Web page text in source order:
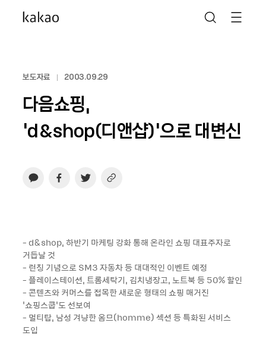
보도자료 2003.09.29
다음쇼핑,
‘d&shop(디앤샵)’으로 대변신
- d&shop, 하반기 마케팅 강화 통해 온라인 쇼핑 대표주자로
거듭날 것
- 런칭 기념으로 SM3 자동차 등 대대적인 이벤트 예정
- 플레이스테이션, 트롬세탁기, 김치냉장고, 노트북 등 50% 할인
- 콘텐츠와 커머스를 접목한 새로운 형태의 쇼핑 매거진
‘쇼핑스쿱’도 선보여
- 멀티탑, 남성 겨냥한 옴므(homme) 섹션 등 특화된 서비스
도입